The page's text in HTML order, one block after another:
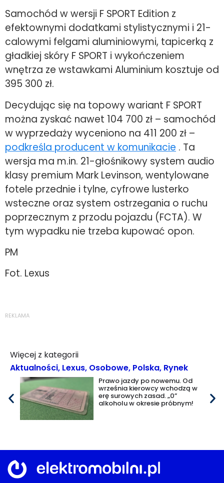
Samochód w wersji F SPORT Edition z
efektownymi dodatkami stylistycznymi i 21-
calowymi felgami aluminiowymi, tapicerką z
gładkiej skóry F SPORT i wykończeniem
wnętrza ze wstawkami Aluminium kosztuje od
395 300 zł.
Decydując się na topowy wariant F SPORT
można zyskać nawet 104 700 zł – samochód
w wyprzedaży wyceniono na 411 200 zł –
podkreśla producent w komunikacie . Ta
wersja ma m.in. 21-głośnikowy system audio
klasy premium Mark Levinson, wentylowane
fotele przednie i tylne, cyfrowe lusterko
wsteczne oraz system ostrzegania o ruchu
poprzecznym z przodu pojazdu (FCTA). W
tym wypadku nie trzeba kupować opon.
PM
Fot. Lexus
REKLAMA
Więcej z kategorii
Aktualności, Lexus, Osobowe, Polska, Rynek
Prawo jazdy po nowemu. Od
września kierowcy wchodzą w
erę surowych zasad. „0”
alkoholu w okresie próbnym!